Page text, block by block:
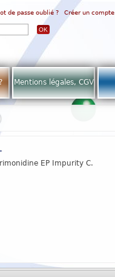
de passe oublié ? Créer un compte
Mentions légales, CGV
EP Impurity C.